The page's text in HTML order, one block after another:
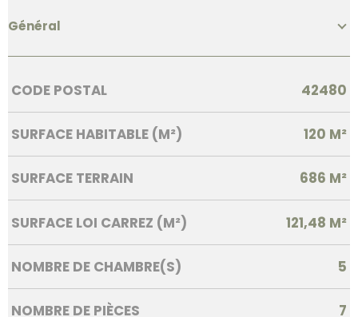
Général
Caractérisque Valeurs
CODE POSTAL 42480
SURFACE HABITABLE (M²) 120 M²
SURFACE TERRAIN 686 M²
SURFACE LOI CARREZ (M²) 121,48 M²
NOMBRE DE CHAMBRE(S) 5
NOMBRE DE PIÈCES 7